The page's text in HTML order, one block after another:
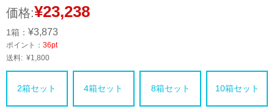
価格:¥23,238
1箱： ¥3,873
ポイント： 36pt
送料: ¥1,800
2箱セット 4箱セット 8箱セット 10箱セット